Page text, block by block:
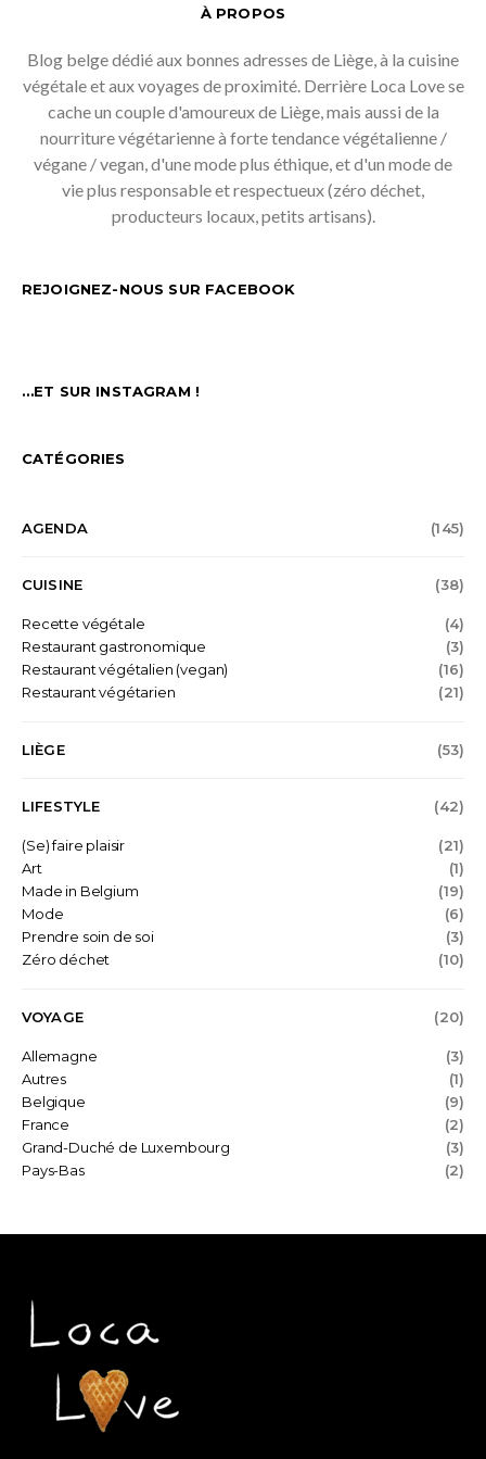
À PROPOS
Blog belge dédié aux bonnes adresses de Liège, à la cuisine
végétale et aux voyages de proximité. Derrière Loca Love se
cache un couple d'amoureux de Liège, mais aussi de la
nourriture végétarienne à forte tendance végétalienne /
végane / vegan, d'une mode plus éthique, et d'un mode de
vie plus responsable et respectueux (zéro déchet,
producteurs locaux, petits artisans).
REJOIGNEZ-NOUS SUR FACEBOOK
…ET SUR INSTAGRAM !
CATÉGORIES
AGENDA (145)
CUISINE (38)
Recette végétale
(4)
Restaurant gastronomique
(3)
Restaurant végétalien (vegan)
(16)
Restaurant végétarien
(21)
LIÈGE (53)
LIFESTYLE (42)
(Se) faire plaisir
(21)
Art
(1)
Made in Belgium
(19)
Mode
(6)
Prendre soin de soi
(3)
Zéro déchet
(10)
VOYAGE (20)
Allemagne
(3)
Autres
(1)
Belgique
(9)
France
(2)
Grand-Duché de Luxembourg
(3)
Pays-Bas
(2)